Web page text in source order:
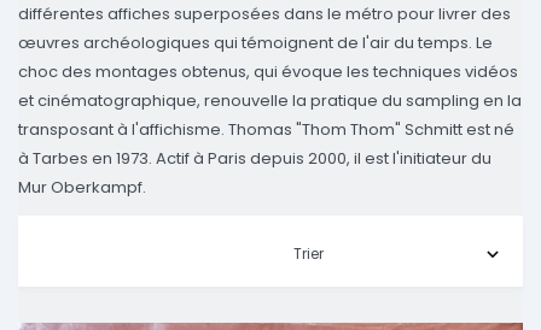
différentes affiches superposées dans le métro pour livrer des
œuvres archéologiques qui témoignent de l'air du temps. Le
choc des montages obtenus, qui évoque les techniques vidéos
et cinématographique, renouvelle la pratique du sampling en la
transposant à l'affichisme. Thomas "Thom Thom" Schmitt est né
à Tarbes en 1973. Actif à Paris depuis 2000, il est l'initiateur du
Mur Oberkampf.